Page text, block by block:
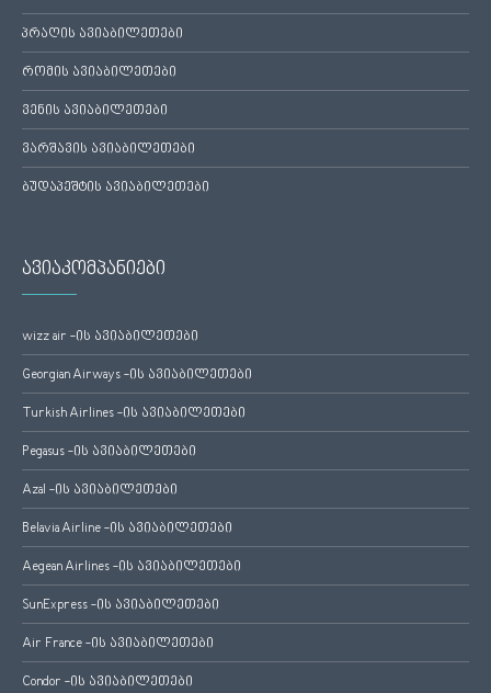
პრაღის ავიაბილეთები
რომის ავიაბილეთები
ვენის ავიაბილეთები
ვარშავის ავიაბილეთები
ბუდაპეშტის ავიაბილეთები
ავიაკომპანიები
wizz air -ის ავიაბილეთები
Georgian Airways -ის ავიაბილეთები
Turkish Airlines -ის ავიაბილეთები
Pegasus -ის ავიაბილეთები
Azal -ის ავიაბილეთები
Belavia Airline -ის ავიაბილეთები
Aegean Airlines -ის ავიაბილეთები
SunExpress -ის ავიაბილეთები
Air France -ის ავიაბილეთები
Condor -ის ავიაბილეთები